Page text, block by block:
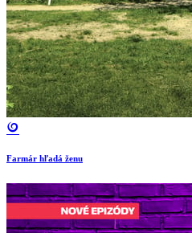
Farmár hľadá ženu